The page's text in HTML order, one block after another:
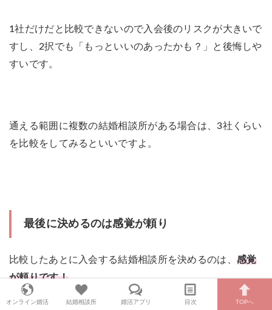
1社だけだと比較できないので入会後のリスクが大きいで
すし、2択でも「もっといいのあったかも？」と後悔しや
すいです。
通える範囲に複数の結婚相談所がある場合は、3社くらい
を比較をしてみるといいですよ。
最後に決めるのは感覚が頼り
比較したあとに入会する結婚相談所を決めるのは、 感覚
が頼りです！
オンライン婚活 結婚相談所 婚活アプリ 目次 TOPへ